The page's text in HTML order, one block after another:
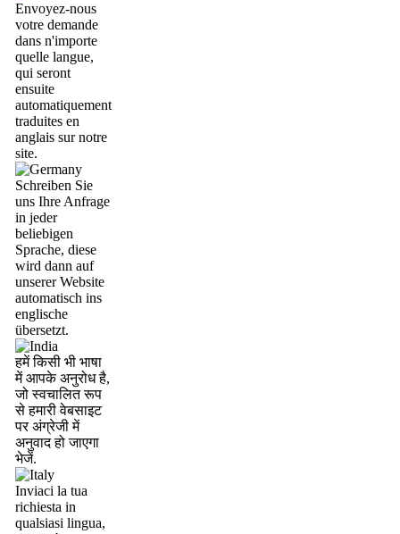
Envoyez-nous
votre demande
dans n'importe
quelle langue,
qui seront
ensuite
automatiquement
traduites en
anglais sur notre
site.
Schreiben Sie
uns Ihre Anfrage
in jeder
beliebigen
Sprache, diese
wird dann auf
unserer Website
automatisch ins
englische
übersetzt.
हमें किसी भी भाषा
में आपके अनुरोध है,
जो स्वचालित रूप
से हमारी वेबसाइट
पर अंग्रेजी में
अनुवाद हो जाएगा
भेजें.
Inviaci la tua
richiesta in
qualsiasi lingua,